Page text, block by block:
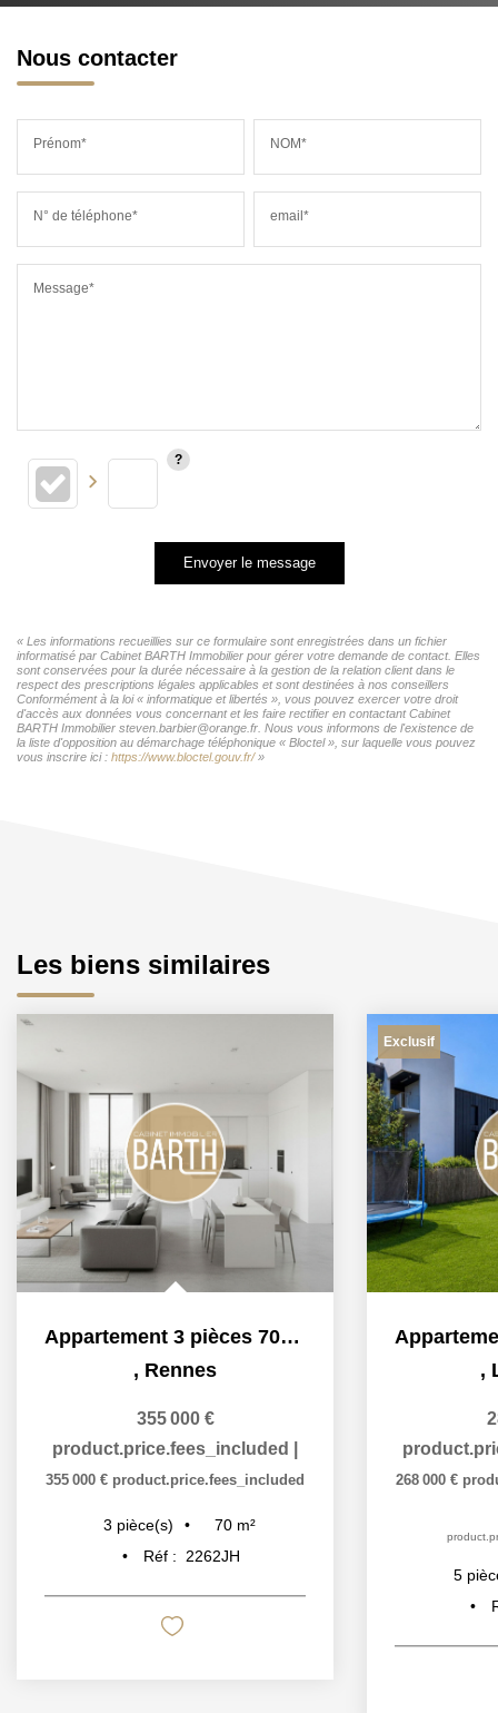
Nous contacter
Prénom* NOM*
N° de téléphone* email*
Message*
Envoyer le message
« Les informations recueillies sur ce formulaire sont enregistrées dans un fichier
informatisé par Cabinet BARTH Immobilier pour gérer votre demande de contact. Elles
sont conservées pour la durée nécessaire à la gestion de la relation client dans le
respect des prescriptions légales applicables et sont destinées à nos conseillers
Conformément à la loi « informatique et libertés », vous pouvez exercer votre droit
d'accès aux données vous concernant et les faire rectifier en contactant Cabinet
BARTH Immobilier steven.barbier@orange.fr. Nous vous informons de l'existence de
la liste d'opposition au démarchage téléphonique « Bloctel », sur laquelle vous pouvez
vous inscrire ici : https://www.bloctel.gouv.fr/»
Les biens similaires
Appartement 3 pièces 70m2
, Rennes
355 000 €
product.price.fees_included
355 000 € product.price.fees_included
3 pièce(s) 70 m²
Réf :
2262JH
Exclusif
,
268 000 €
5